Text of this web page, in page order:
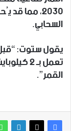
2030، مما
السحابي.
القمر”.